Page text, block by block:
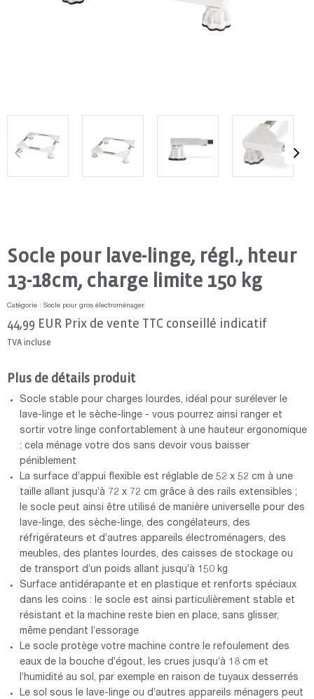
Socle pour lave-linge, régl., hteur
13-18cm, charge limite 150 kg
Catégorie : Socle pour gros électroménager
44,99 EUR Prix de vente TTC conseillé indicatif
TVA incluse
Plus de détails produit
Socle stable pour charges lourdes, idéal pour surélever le
lave-linge et le sèche-linge - vous pourrez ainsi ranger et
sortir votre linge confortablement à une hauteur ergonomique
: cela ménage votre dos sans devoir vous baisser
péniblement
La surface d’appui flexible est réglable de 52 x 52 cm à une
taille allant jusqu’à 72 x 72 cm grâce à des rails extensibles ;
le socle peut ainsi être utilisé de manière universelle pour des
lave-linge, des sèche-linge, des congélateurs, des
réfrigérateurs et d’autres appareils électroménagers, des
meubles, des plantes lourdes, des caisses de stockage ou
de transport d’un poids allant jusqu’à 150 kg
Surface antidérapante et en plastique et renforts spéciaux
dans les coins : le socle est ainsi particulièrement stable et
résistant et la machine reste bien en place, sans glisser,
même pendant l’essorage
Le socle protège votre machine contre le refoulement des
eaux de la bouche d’égout, les crues jusqu’à 18 cm et
l’humidité au sol, par exemple en raison de tuyaux desserrés
Le sol sous le lave-linge ou d’autres appareils ménagers peut